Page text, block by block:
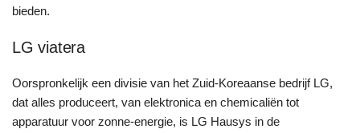
bieden.
LG viatera
Oorspronkelijk een divisie van het Zuid-Koreaanse bedrijf LG,
dat alles produceert, van elektronica en chemicaliën tot
apparatuur voor zonne-energie, is LG Hausys in de